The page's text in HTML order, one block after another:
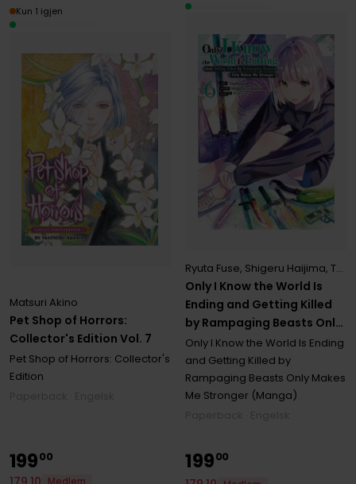
Pet Shop of Horrors:
Collector's Edition Vol. 7
Matsuri Akino
Pet Shop of Horrors: Collector's
Edition
Kun 1 igjen
Only I Know the World Is
Ending and Getting Killed
by Rampaging Beasts Only
Makes Me Stronger
(Manga) Vol. 6
Ryuta Fuse, Shigeru Haijima,Tsubasa
Only I Know the World Is Ending
and Getting Killed by
Rampaging Beasts Only Makes
Me Stronger (Manga)
19900 19900